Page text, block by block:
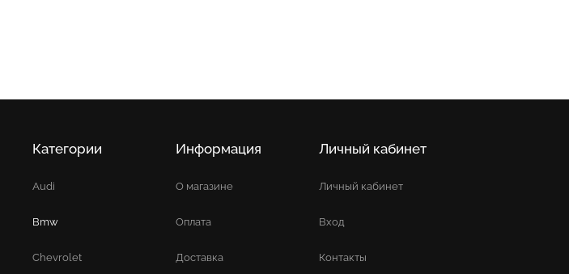
Категории
Audi
Bmw
Chevrolet
Информация
О магазине
Оплата
Доставка
Личный кабинет
Личный кабинет
Вход
Контакты